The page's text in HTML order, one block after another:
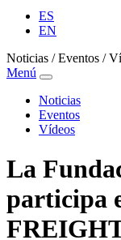
ES
EN
Noticias / Eventos /
Menú
Noticias
Eventos
Vídeos
La
participa